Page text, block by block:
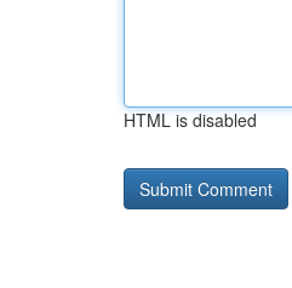
HTML is disabled